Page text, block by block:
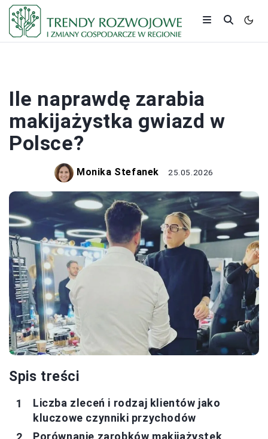
Ile naprawdę zarabia
makijażystka gwiazd w
Polsce?
Monika Stefanek 25.05.2026
Spis treści
Liczba zleceń i rodzaj klientów jako
kluczowe czynniki przychodów